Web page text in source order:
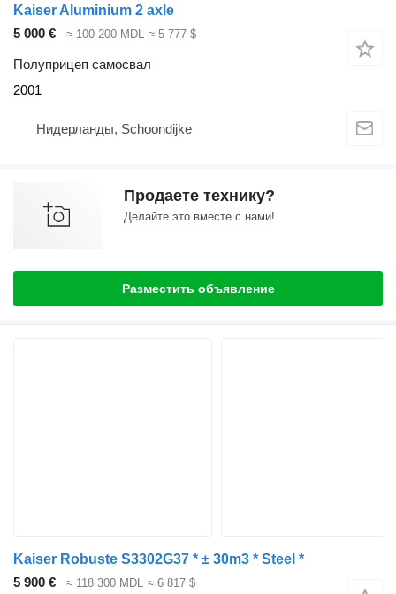
Kaiser Aluminium 2 axle
5 000 €
≈ 100 200 MDL ≈ 5 777 $
Полуприцеп самосвал
2001
Нидерланды, Schoondijke
Продаете технику?
Делайте это вместе с нами!
Разместить объявление
Kaiser Robuste S3302G37 * ± 30m3 * Steel *
5 900 €
≈ 118 300 MDL ≈ 6 817 $